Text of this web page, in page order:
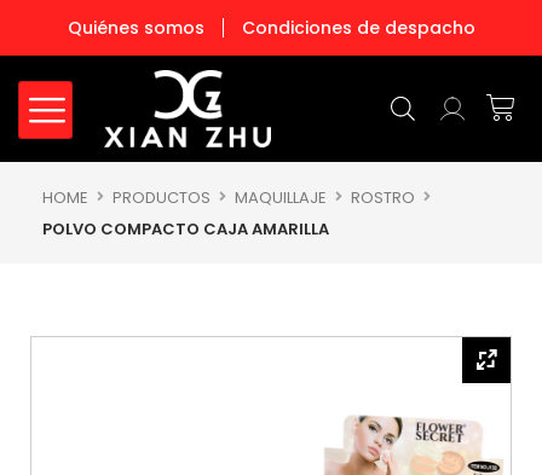
contenido
Quiénes somos Condiciones de despacho
HOME PRODUCTOS MAQUILLAJE
ROSTRO
POLVO COMPACTO CAJA AMARILLA